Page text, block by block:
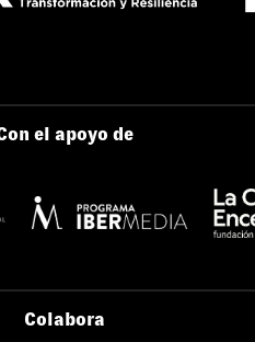
el apoyo de
Colabora